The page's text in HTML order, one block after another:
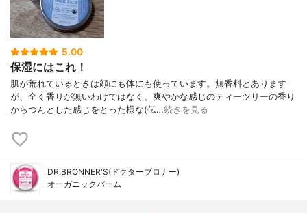
5.00
保湿にはこれ！
肌が荒れているときは顔にも体にも使っています。無香料とあります
が、全く香りが無いわけではなく、爽やかな感じのティーツリーの香り
からつんとした感じをとった様な(伝…続きを見る
DR.BRONNER'S(ドクターブロナー)
オーガニックバーム